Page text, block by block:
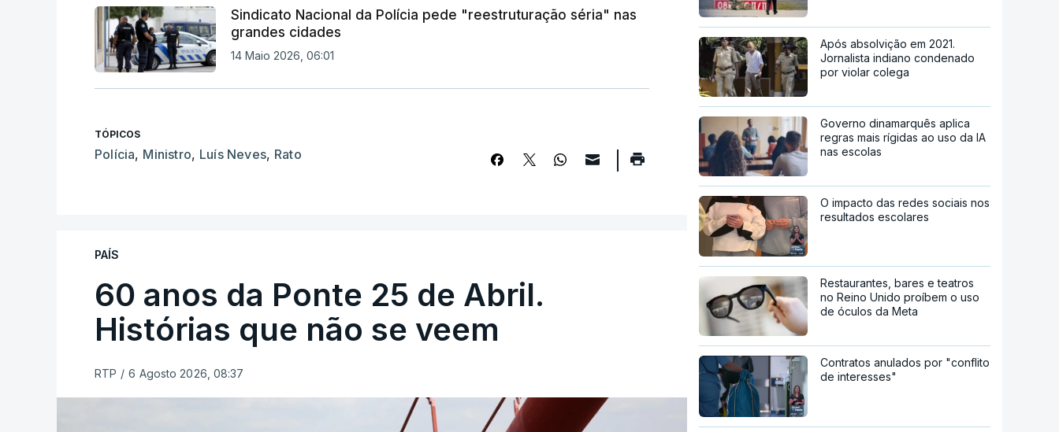
Sindicato Nacional da Polícia pede "reestruturação séria" nas
grandes cidades
14 Maio 2026, 06:01
TÓPICOS
Polícia, Ministro, Luís Neves, Rato
PAÍS
60 anos da Ponte 25 de Abril.
Histórias que não se veem
RTP / 6 Agosto 2026, 08:37
Após absolvição em 2021.
Jornalista indiano condenado
por violar colega
Governo dinamarquês aplica
regras mais rígidas ao uso da IA
nas escolas
O impacto das redes sociais nos
resultados escolares
Restaurantes, bares e teatros
no Reino Unido proíbem o uso
de óculos da Meta
Contratos anulados por "conflito
de interesses"